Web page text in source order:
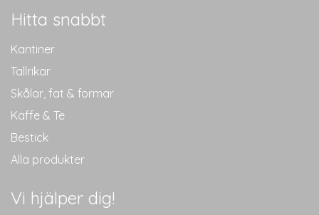
Hitta snabbt
Kantiner
Tallrikar
Skålar, fat & formar
Kaffe & Te
Bestick
Alla produkter
Vi hjälper dig!